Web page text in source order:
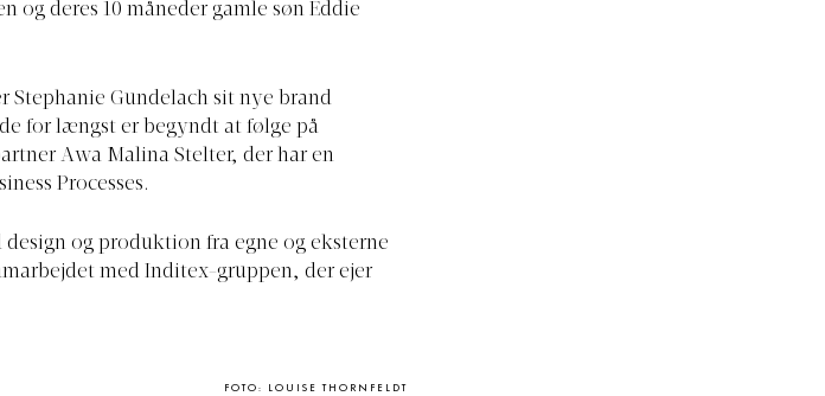
deres 10 måneder gamle søn Eddie
Stephanie Gundelach sit nye brand
for længst er begyndt at følge på
Awa Malina Stelter, der har en
Processes.
og produktion fra egne og eksterne
med Inditex-gruppen, der ejer
FOTO: LOUISE THORNFELDT